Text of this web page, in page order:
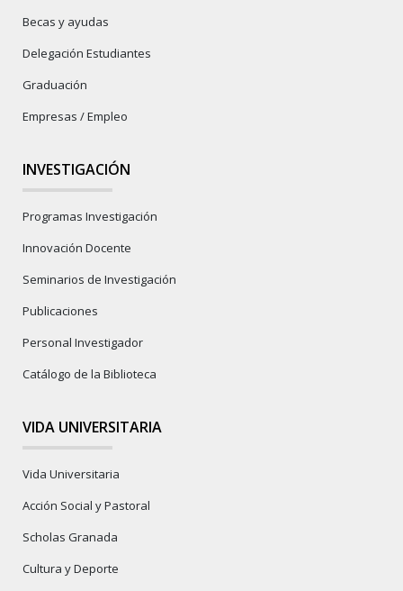
Becas y ayudas
Delegación Estudiantes
Graduación
Empresas / Empleo
INVESTIGACIÓN
Programas Investigación
Innovación Docente
Seminarios de Investigación
Publicaciones
Personal Investigador
Catálogo de la Biblioteca
VIDA UNIVERSITARIA
Vida Universitaria
Acción Social y Pastoral
Scholas Granada
Cultura y Deporte